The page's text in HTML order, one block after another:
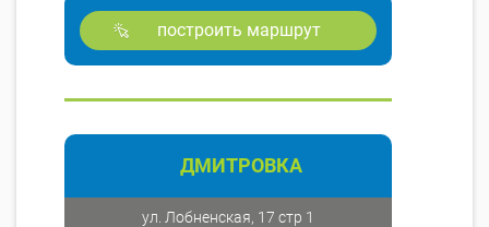
построить маршрут
ДМИТРОВКА
ул. Лобненская, 17 стр 1